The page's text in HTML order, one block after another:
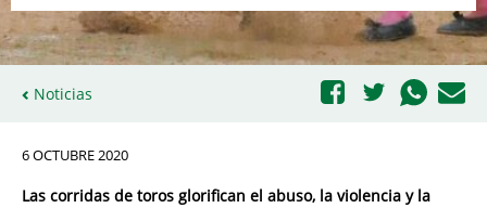
Noticias
6 OCTUBRE 2020
Las corridas de toros glorifican el abuso, la violencia y la